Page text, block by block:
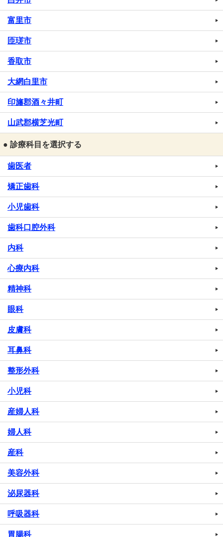
富里市
匝瑳市
香取市
大網白里市
印旛郡酒々井町
山武郡横芝光町
● 診療科目を選択する
歯医者
矯正歯科
小児歯科
歯科口腔外科
内科
心療内科
精神科
眼科
皮膚科
耳鼻科
整形外科
小児科
産婦人科
婦人科
産科
美容外科
泌尿器科
呼吸器科
胃腸科